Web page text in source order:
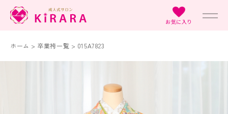
お気に入り
ホーム > 卒業袴一覧 > 015A7823